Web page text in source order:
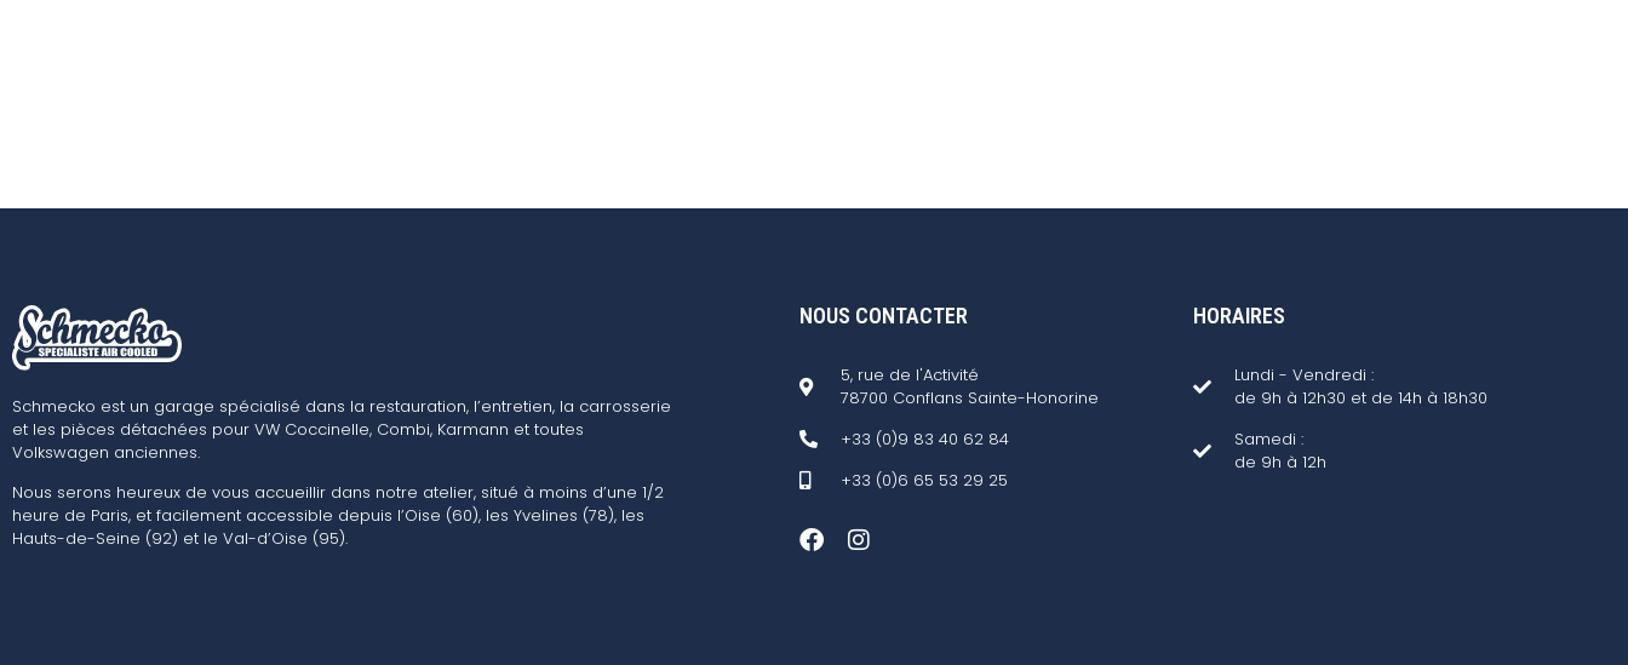
Schmecko est un garage spécialisé dans la restauration, l’entretien, la carrosserie
et les pièces détachées pour VW Coccinelle, Combi, Karmann et toutes
Volkswagen anciennes.
Nous serons heureux de vous accueillir dans notre atelier, situé à moins d’une 1/2
heure de Paris, et facilement accessible depuis l’Oise (60), les Yvelines (78), les
Hauts-de-Seine (92) et le Val-d’Oise (95).
NOUS CONTACTER
5, rue de l'Activité
78700 Conflans Sainte-Honorine
+33 (0)9 83 40 62 84
+33 (0)6 65 53 29 25
HORAIRES
Lundi - Vendredi :
de 9h à 12h30 et de 14h à 18h30
Samedi :
de 9h à 12h